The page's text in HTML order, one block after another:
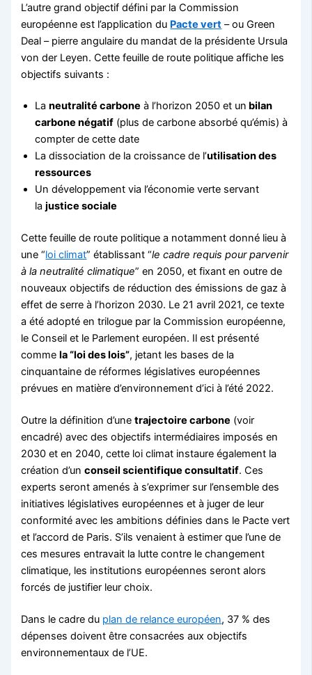
L’autre grand objectif défini par la Commission
européenne est l’application du Pacte vert – ou Green
Deal – pierre angulaire du mandat de la présidente Ursula
von der Leyen. Cette feuille de route politique affiche les
objectifs suivants :
Laneutralité carbone à l’horizon 2050 et un bilan
carbone négatif (plus de carbone absorbé qu’émis) à
compter de cette date
La dissociation de la croissance de l’utilisation des
ressources
Un développement via l’économie verte servant
lajustice sociale
Cette feuille de route politique a notamment donné lieu à
une “loi climat” établissant “le cadre requis pour parvenir
à la neutralité climatique” en 2050, et fixant en outre de
nouveaux objectifs de réduction des émissions de gaz à
effet de serre à l’horizon 2030. Le 21 avril 2021, ce texte
a été adopté en trilogue par la Commission européenne,
le Conseil et le Parlement européen. Il est présenté
commela “loi des lois”, jetant les bases de la
cinquantaine de réformes législatives européennes
prévues en matière d’environnement d’ici à l’été 2022.
Outre la définition d’unetrajectoire carbone (voir
encadré) avec des objectifs intermédiaires imposés en
2030 et en 2040, cette loi climat instaure également la
création d’unconseil scientifique consultatif. Ces
experts seront amenés à s’exprimer sur l’ensemble des
initiatives législatives européennes et à juger de leur
conformité avec les ambitions définies dans le Pacte vert
et l’accord de Paris. S’ils venaient à estimer que l’une de
ces mesures entravait la lutte contre le changement
climatique, les institutions européennes seront alors
forcés de justifier leur choix.
Dans le cadre du plan de relance européen, 37 % des
dépenses doivent être consacrées aux objectifs
environnementaux de l’UE.